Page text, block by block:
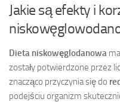
Jakie są efekty i
Dieta niskowęglodanowa
zostały potwierdzone przez
znacząco przyczynia się do
podejściu organizm